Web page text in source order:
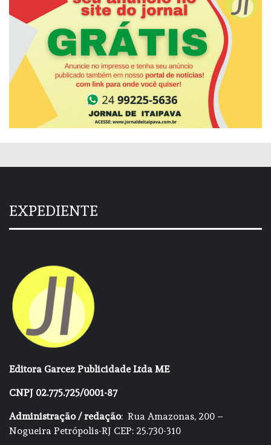
EXPEDIENTE
Editora Garcez Publicidade Ltda ME
CNPJ 02.775.725/0001-87
Administração / redação: Rua Amazonas, 200 –
Nogueira Petrópolis-RJ CEP: 25.730-310